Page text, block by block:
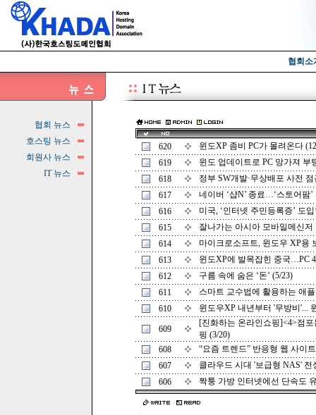
협회소
협회 뉴스
호스팅 뉴스
회원사 뉴스
IT 뉴스
620
윈도XP 좀비 PC가 몰려온다
619
윈도 업데이트로 PC 망가져
618
정부 SW개발·무상배포 사전
617
네이버 ‘샵N’ 종료…‘스토어팜’
616
미국, ‘인터넷 주민등록증’ 도
615
잘나가는 아시아 모바일메신
614
마이크로소프트, 윈도우 XP용
613
윈도XP에 발목잡힌 중국…PC
612
구름 속에 숨은 ‘돈’ (5/23)
611
스마트 교수법에 활용하는 애
610
윈도우XP 내년부터 '무방비'...
609
[진화하는 온라인쇼핑]<4>점
핑 (3/20)
608
“요즘 트렌드” 반응형 웹 사이
607
클라우드 시대 '보급형 NAS' 전
606
짝퉁 가방 인터넷에선 단속도